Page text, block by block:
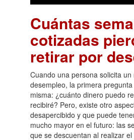
Cuántas
cotizadas
retirar por
Cuando una persona solicita
desempleo, la primera
misma: ¿cuánto dinero puedo
recibiré? Pero, existe otro
desapercibido y que puede
mucho mayor en el futuro: las
que se descuentan al realizar el